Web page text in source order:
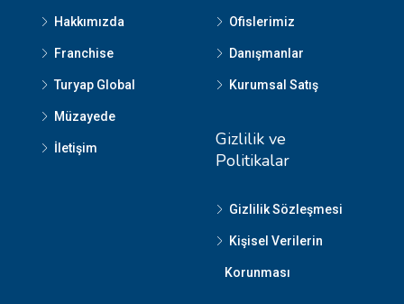
Hakkımızda
Franchise
Turyap Global
Müzayede
İletişim
Ofislerimiz
Danışmanlar
Kurumsal Satış
Gizlilik ve
Politikalar
Gizlilik Sözleşmesi
Kişisel Verilerin
Korunması